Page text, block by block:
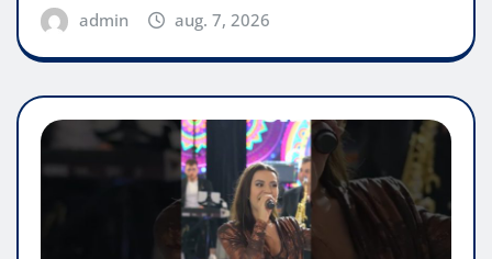
admin aug. 7, 2026